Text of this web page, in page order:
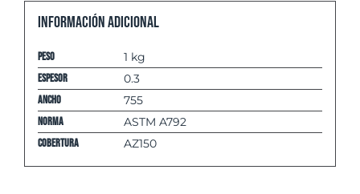
Información adicional
Peso 1 kg
espesor 0.3
Ancho 755
Norma ASTM A792
Cobertura AZ150